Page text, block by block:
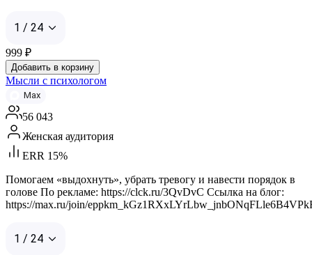
1 / 24
999 ₽
Добавить в корзину
Мысли с психологом
Max
56 043
Женская аудитория
ERR 15%
Помогаем «выдохнуть», убрать тревогу и навести порядок в
голове По рекламе: https://clck.ru/3QvDvC Ссылка на блог:
https://max.ru/join/
1 / 24